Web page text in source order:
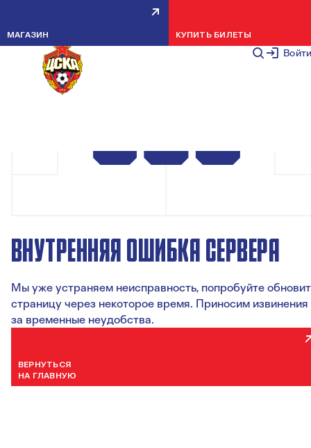
Войти
МАГАЗИН КУПИТЬ БИЛЕТЫ
ВНУТРЕННЯЯ ОШИБКА СЕРВЕРА
Мы уже устраняем неисправность, попробуйте
страницу через некоторое время. Приносим извинения
за временные неудобства.
ВЕРНУТЬСЯ
НА ГЛАВНУЮ